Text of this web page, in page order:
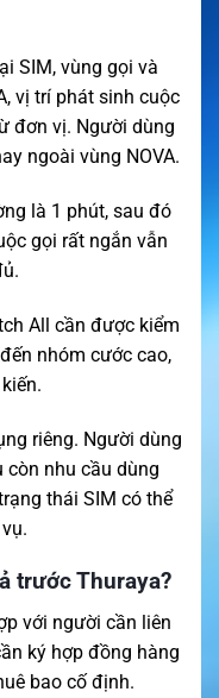
SIM, vùng gọi và
vị trí phát sinh cuộc
đơn vị. Người dùng
ngoài vùng NOVA.
là 1 phút, sau đó
gọi rất ngắn vẫn
All cần được kiểm
nhóm cước cao,
riêng. Người dùng
còn nhu cầu dùng
thái SIM có thể
trước Thuraya?
với người cần liên
ký hợp đồng hàng
bao cố định.